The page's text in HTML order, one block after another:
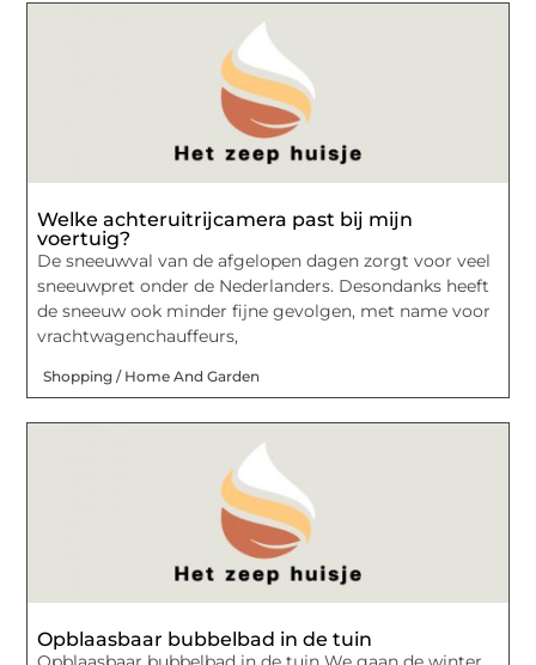
Welke achteruitrijcamera past bij mijn
voertuig?
De sneeuwval van de afgelopen dagen zorgt voor veel
sneeuwpret onder de Nederlanders. Desondanks heeft
de sneeuw ook minder fijne gevolgen, met name voor
vrachtwagenchauffeurs,
Shopping / Home And Garden
Opblaasbaar bubbelbad in de tuin